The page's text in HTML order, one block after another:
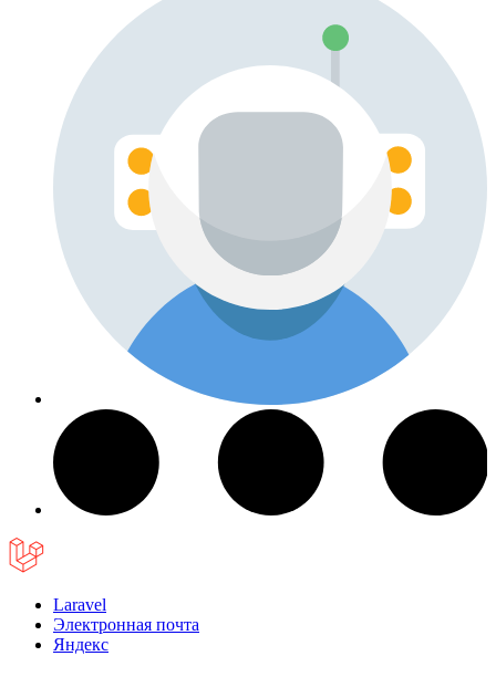
Laravel
Электронная почта
Яндекс